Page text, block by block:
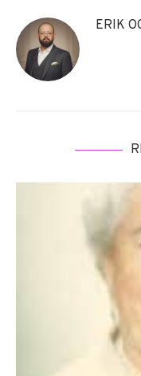
ERIK